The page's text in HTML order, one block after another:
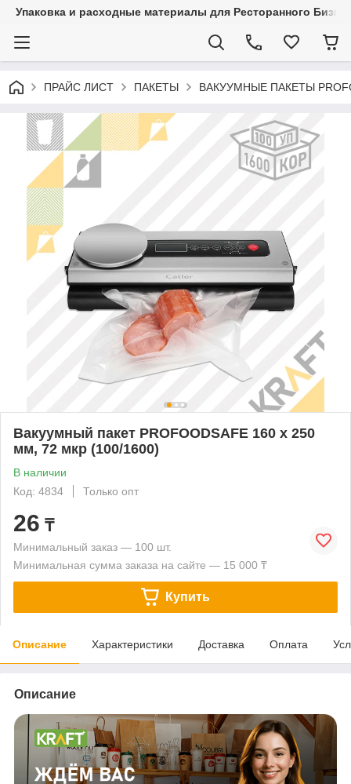
Упаковка и расходные материалы для Ресторанного
ПРАЙС ЛИСТ ПАКЕТЫ ВАКУУМНЫЕ ПАКЕТЫ
Вакуумный пакет PROFOODSAFE 160 х 250
мм, 72 мкр (100/1600)
В наличии
Код: 4834
Только опт
26 ₸
Минимальный заказ — 100 шт.
Минимальная сумма заказа на сайте — 15 000 ₸
Купить
Описание Характеристики Доставка Оплата
Описание